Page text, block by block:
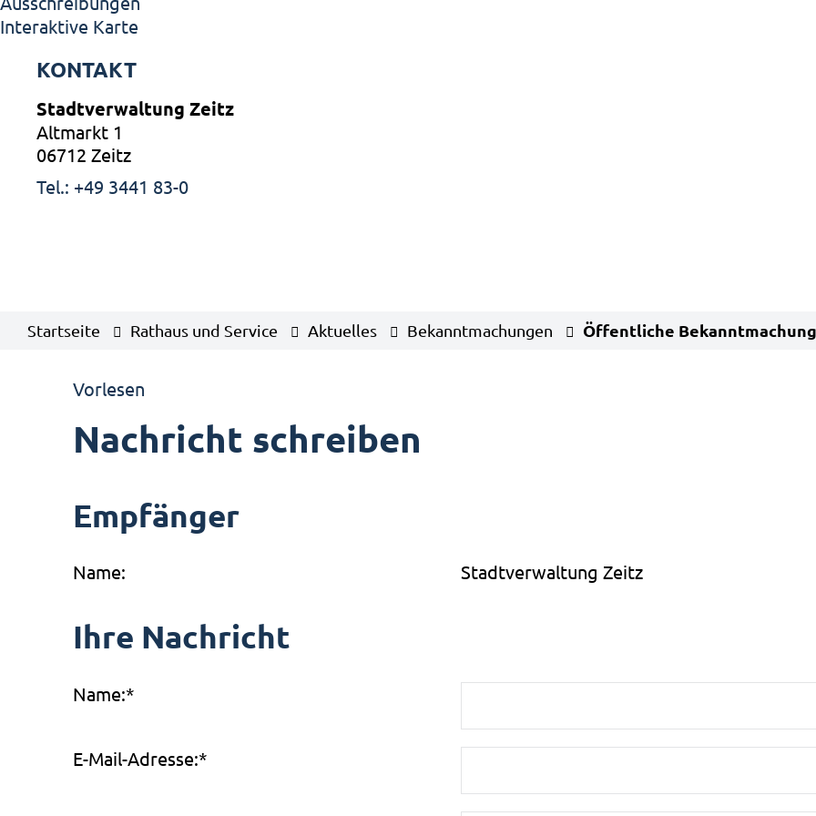
Interaktive Karte
KONTAKT
Stadtverwaltung Zeitz
Altmarkt 1
06712 Zeitz
Tel.: +49 3441 83-0
Startseite Rathaus und Service Aktuelles Bekanntmachungen Öffentliche
Vorlesen
Nachricht schreiben
Empfänger
Name: Stadtverwaltung Zeitz
Ihre Nachricht
Name:*
E-Mail-Adresse:*